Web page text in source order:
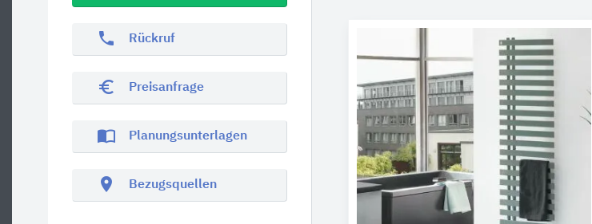
phone Rückruf
euro_symbol Preisanfrage
import_contacts Planungsunterlagen
location_on Bezugsquellen